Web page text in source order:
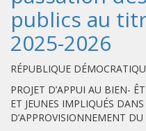
publics au
2025-2026
RÉPUBLIQUE
PROJET D’APPUI AU BIEN-
ET JEUNES IMPLIQUÉS
D’APPROVISIONNEMENT